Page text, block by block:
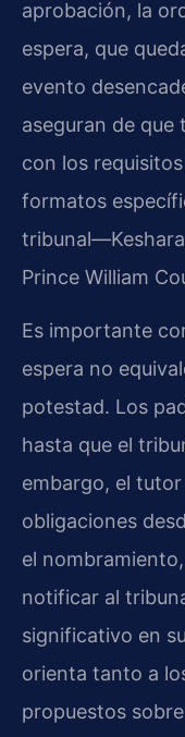
aprobación, la
espera, que
evento
aseguran de que
con los
formatos
Prince William
Es importante
espera no
potestad. Los
hasta que el
embargo, el
obligaciones
el
notificar al
significativo en
orienta tanto a
propuestos